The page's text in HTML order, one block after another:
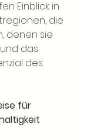
Einblick in
die
denen sie
das
des
für